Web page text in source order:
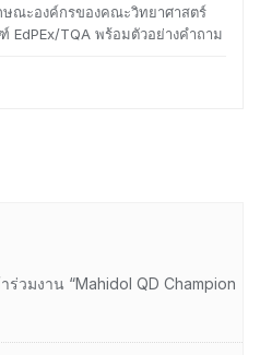
ษณะองค์กรของคณะวิทยาศาสตร์
EdPEx/TQA พร้อมตัวอย่างคำถาม
วมงาน “Mahidol QD Champion